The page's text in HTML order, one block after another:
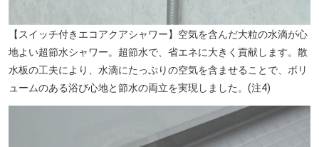
【スイッチ付きエコアクアシャワー】空気を含んだ大粒の水滴が心
地よい超節水シャワー。超節水で、省エネに大きく貢献します。散
水板の工夫により、水滴にたっぷりの空気を含ませることで、ボリ
ュームのある浴び心地と節水の両立を実現しました。(注4)